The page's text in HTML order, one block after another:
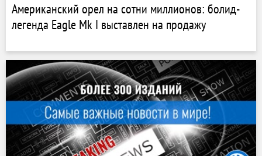
Американский орел на сотни миллионов: болид-
легенда Eagle Mk I выставлен на продажу